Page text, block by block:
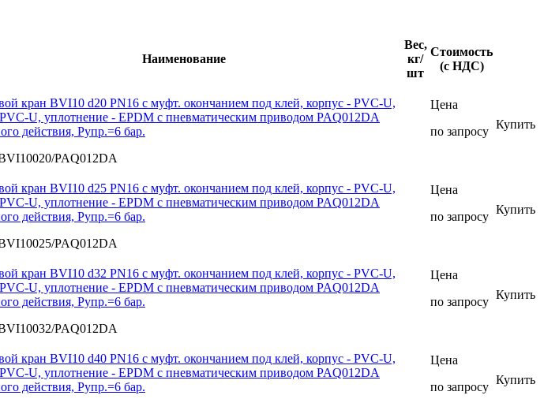
Наименование
Вес,
кг/
шт
Стоимость
(с НДС)
кран BVI10 d20 PN16 с муфт. окончанием под клей, корпус - PVC-U,
U, уплотнение - EPDM с пневматическим приводом PAQ012DA
действия, Рупр.=6 бар.
PAQ012DA
Цена
по запросу
Купить
кран BVI10 d25 PN16 с муфт. окончанием под клей, корпус - PVC-U,
U, уплотнение - EPDM с пневматическим приводом PAQ012DA
действия, Рупр.=6 бар.
PAQ012DA
Цена
по запросу
Купить
кран BVI10 d32 PN16 с муфт. окончанием под клей, корпус - PVC-U,
U, уплотнение - EPDM с пневматическим приводом PAQ012DA
действия, Рупр.=6 бар.
PAQ012DA
Цена
по запросу
Купить
кран BVI10 d40 PN16 с муфт. окончанием под клей, корпус - PVC-U,
U, уплотнение - EPDM с пневматическим приводом PAQ012DA
действия, Рупр.=6 бар.
Цена
по запросу
Купить